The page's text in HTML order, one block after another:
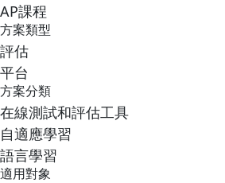
AP課程
方案類型
評估
平台
方案分類
在線測試和評估工具
自適應學習
語言學習
適用對象